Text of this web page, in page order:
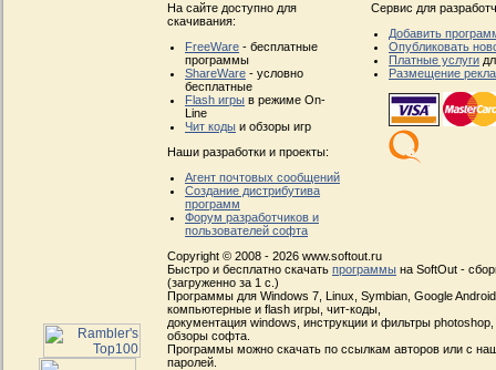
На сайте доступно для
скачивания:
FreeWare - бесплатные
программы
ShareWare - условно
бесплатные
Flash игры в режиме On-
Line
Чит коды и обзоры игр
Наши разработки и проекты:
Агент почтовых сообщений
Создание дистрибутива
программ
Форум разработчиков и
пользователей софта
Сервис для
Добавить
Опубликовать
Платные услуги
Размещение
Copyright © 2008 - 2026 www.softout.ru
Быстро и бесплатно скачать программы на SoftOut -
(загруженно за 1 с.)
Программы для Windows 7, Linux, Symbian, Google
компьютерные и flash игры, чит-коды,
документация windows, инструкции и фильтры
обзоры софта.
Программы можно скачать по ссылкам авторов или с
паролей.